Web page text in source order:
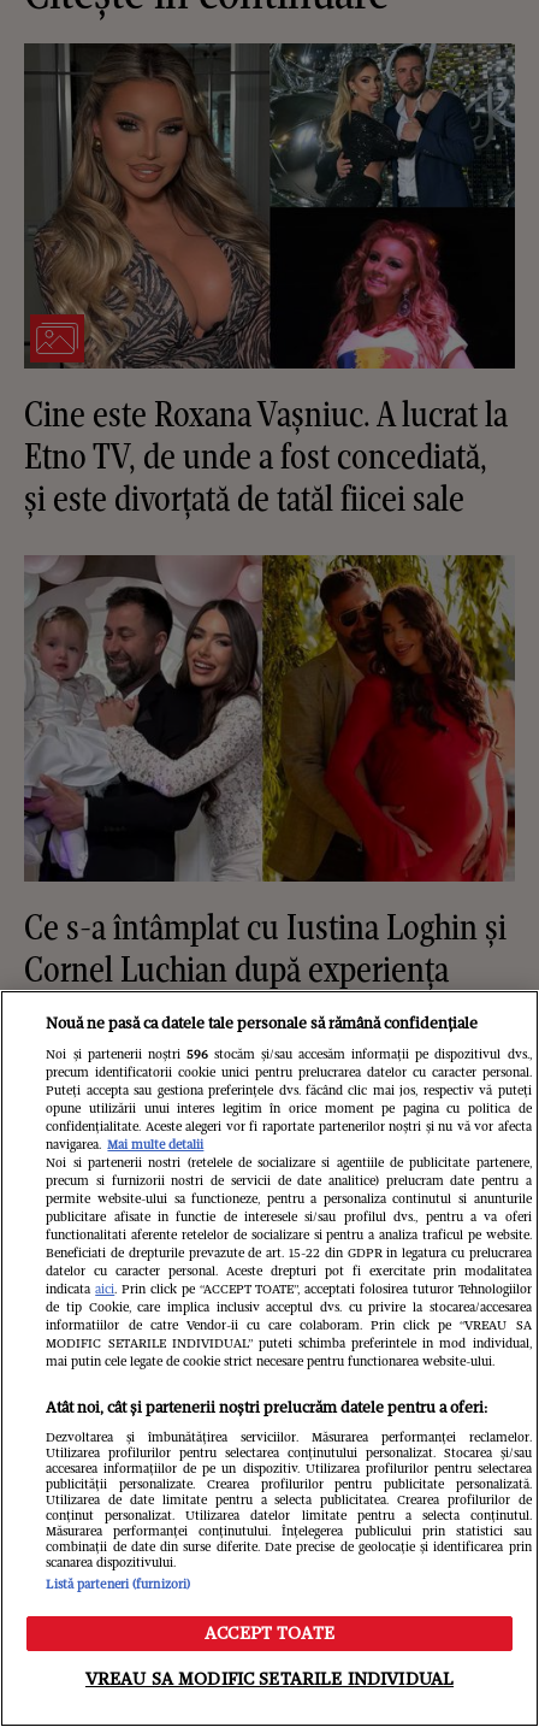
Cine este Roxana Vașniuc. A lucrat la
Etno TV, de unde a fost concediată,
și este divorțată de tatăl fiicei sale
Ce s-a întâmplat cu Iustina Loghin și
Cornel Luchian după experiența
Insula iubirii. S-au căsătorit, au
devenit părinții unei fetițe, iar ea este
însărcinată cu băiețel
FANATIK.RO
Cine este Aymen Boutoutaou, cel
mai scump transfer al verii la FCSB!
Unde excelează și ce puncte slabe
are: „Îmi place să provoc”
Meniu Caută
Nouă ne pasă ca datele tale personale să rămână confidențiale
Noi și partenerii noștri 596stocăm și/sau accesăm informații pe dispozitivul dvs.,
precum identificatorii cookie unici pentru prelucrarea datelor cu caracter personal.
Puteți accepta sau gestiona preferințele dvs. făcând clic mai jos, respectiv vă puteți
opune utilizării unui interes legitim în orice moment pe pagina cu politica de
confidențialitate. Aceste alegeri vor fi raportate partenerilor noștri și nu vă vor afecta
navigarea. Mai multe detalii
Noi si partenerii nostri (retelele de socializare si agentiile de publicitate partenere,
precum si furnizorii nostri de servicii de date analitice) prelucram date pentru a
permite website-ului sa functioneze, pentru a personaliza continutul si anunturile
publicitare afisate in functie de interesele si/sau profilul dvs., pentru a va oferi
functionalitati aferente retelelor de socializare si pentru a analiza traficul pe website.
Beneficiati de drepturile prevazute de art. 15-22 din GDPR in legatura cu prelucrarea
datelor cu caracter personal. Aceste drepturi pot fi exercitate prin modalitatea
indicataaici. Prin click pe “ACCEPT TOATE”, acceptati folosirea tuturor Tehnologiilor
de tip Cookie, care implica inclusiv acceptul dvs. cu privire la stocarea/accesarea
informatiilor de catre Vendor-ii cu care colaboram. Prin click pe “VREAU SA
MODIFIC SETARILE INDIVIDUAL” puteti schimba preferintele in mod individual,
mai putin cele legate de cookie strict necesare pentru functionarea website-ului.
Atât noi, cât și partenerii noștri prelucrăm datele pentru a oferi:
Dezvoltarea și îmbunătățirea serviciilor. Măsurarea performanței reclamelor.
Utilizarea profilurilor pentru selectarea conținutului personalizat. Stocarea și/sau
accesarea informațiilor de pe un dispozitiv. Utilizarea profilurilor pentru selectarea
publicității personalizate. Crearea profilurilor pentru publicitate personalizată.
Utilizarea de date limitate pentru a selecta publicitatea. Crearea profilurilor de
conținut personalizat. Utilizarea datelor limitate pentru a selecta conținutul.
Măsurarea performanței conținutului. Înțelegerea publicului prin statistici sau
combinații de date din surse diferite. Date precise de geolocație și identificarea prin
scanarea dispozitivului.
Listă parteneri (furnizori)
ACCEPT TOATE
VREAU SA MODIFIC SETARILE INDIVIDUAL